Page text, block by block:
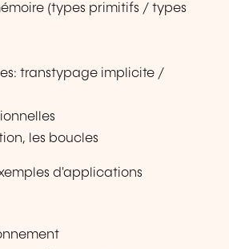
(types primitifs / types
transtypage implicite /
les boucles
d'applications